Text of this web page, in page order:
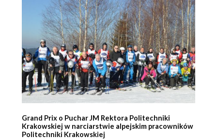
Grand Prix o Puchar JM Rektora Politechniki
Krakowskiej w narciarstwie alpejskim pracowników
Politechniki Krakowskiej